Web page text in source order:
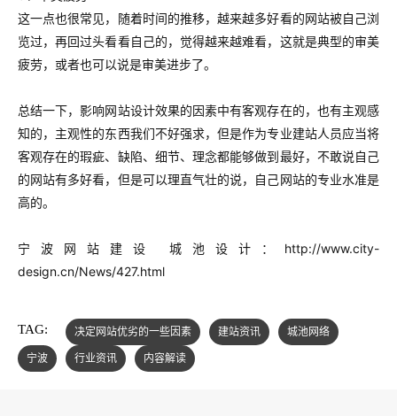
这一点也很常见，随着时间的推移，越来越多好看的网站被自己浏
览过，再回过头看看自己的，觉得越来越难看，这就是典型的审美
疲劳，或者也可以说是审美进步了。
总结一下，影响网站设计效果的因素中有客观存在的，也有主观感
知的，主观性的东西我们不好强求，但是作为专业建站人员应当将
客观存在的瑕疵、缺陷、细节、理念都能够做到最好，不敢说自己
的网站有多好看，但是可以理直气壮的说，自己网站的专业水准是
高的。
宁波网站建设 城池设计： http://www.city-
design.cn/News/427.html
TAG: 决定网站优劣的一些因素 建站资讯
城池网络
宁波
行业资讯 内容解读